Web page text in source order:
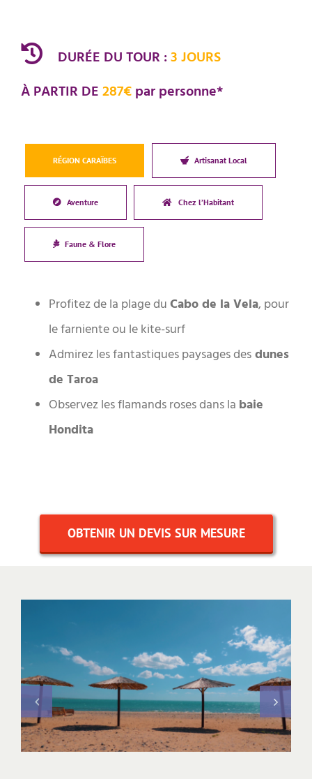
DURÉE DU TOUR :3 JOURS
À PARTIR DE287€par personne*
RÉGION CARAÏBES Artisanat Local
Aventure Chez l’Habitant
Faune & Flore
Profitez de la plage du Cabo de la Vela, pour
le farniente ou le kite-surf
Admirez les fantastiques paysages des dunes
de Taroa
Observez les flamands roses dans la baie
Hondita
OBTENIR UN DEVIS SUR MESURE